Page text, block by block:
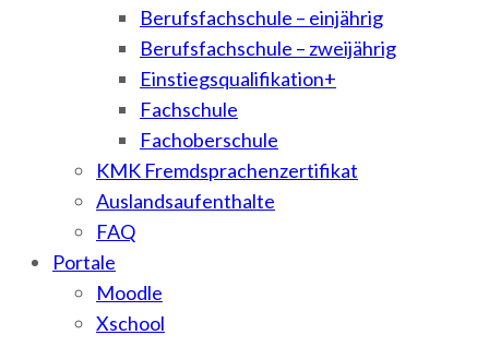
Berufsfachschule – einjährig
Berufsfachschule – zweijährig
Einstiegsqualifikation+
Fachschule
Fachoberschule
KMK Fremdsprachenzertifikat
Auslandsaufenthalte
FAQ
Portale
Moodle
Xschool